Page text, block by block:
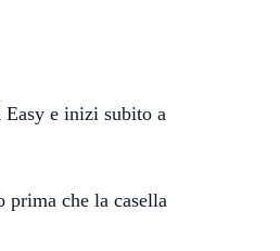
Easy e inizi subito a
che la casella